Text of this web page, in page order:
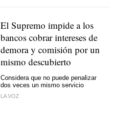
El Supremo impide a los
bancos cobrar intereses de
demora y comisión por un
mismo descubierto
Considera que no puede penalizar
dos veces un mismo servicio
LA VOZ